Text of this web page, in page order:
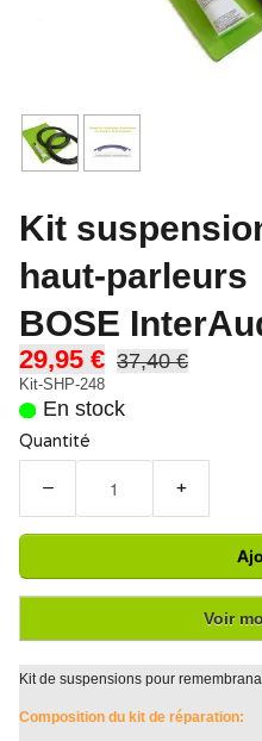
Kit
haut-parleurs
BOSE
29,95 € 37,40 €
Kit-SHP-248
En stock
Quantité
− +
Voir
Kit de suspensions pour
Composition du kit de réparation: